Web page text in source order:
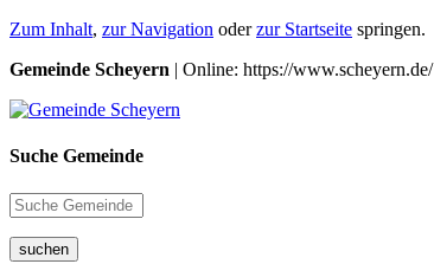
Zum Inhalt, zur Navigation oderzur Startseite springen.
Gemeinde Scheyern | Online: https://www.scheyern.de/
Suche Gemeinde
suchen